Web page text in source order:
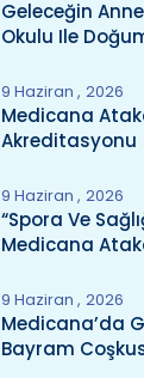
Geleceğin
Okulu Ile
9 Haziran 2026
Medicana
Akreditasyonu
9 Haziran 2026
“Spora Ve
Medicana
9 Haziran 2026
Medicana’da
Bayram